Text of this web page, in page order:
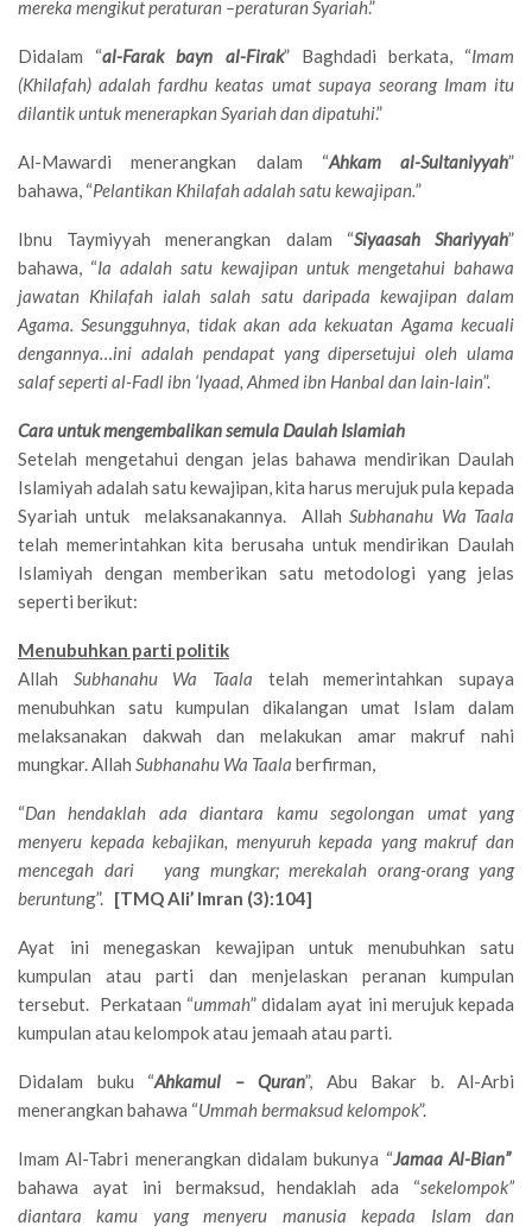
mereka mengikut peraturan –peraturan Syariah.”
Didalam “al-Farak bayn al-Firak” Baghdadi berkata, “Imam
(Khilafah) adalah fardhu keatas umat supaya seorang Imam itu
dilantik untuk menerapkan Syariah dan dipatuhi.”
Al-Mawardi menerangkan dalam “Ahkam al-Sultaniyyah”
bahawa, “Pelantikan Khilafah adalah satu kewajipan.”
Ibnu Taymiyyah menerangkan dalam “Siyaasah Shariyyah”
bahawa, “Ia adalah satu kewajipan untuk mengetahui bahawa
jawatan Khilafah ialah salah satu daripada kewajipan dalam
Agama. Sesungguhnya, tidak akan ada kekuatan Agama kecuali
dengannya…ini adalah pendapat yang dipersetujui oleh ulama
salaf seperti al-Fadl ibn ‘Iyaad, Ahmed ibn Hanbal dan lain-lain”.
Cara untuk mengembalikan semula Daulah Islamiah
Setelah mengetahui dengan jelas bahawa mendirikan Daulah
Islamiyah adalah satu kewajipan, kita harus merujuk pula kepada
Syariah untuk melaksanakannya. Allah Subhanahu Wa Taala
telah memerintahkan kita berusaha untuk mendirikan Daulah
Islamiyah dengan memberikan satu metodologi yang jelas
seperti berikut:
Menubuhkan parti politik
Allah Subhanahu Wa Taala telah memerintahkan supaya
menubuhkan satu kumpulan dikalangan umat Islam dalam
melaksanakan dakwah dan melakukan amar makruf nahi
mungkar. Allah Subhanahu Wa Taala berfirman,
“Dan hendaklah ada diantara kamu segolongan umat yang
menyeru kepada kebajikan, menyuruh kepada yang makruf dan
mencegah dari yang mungkar; merekalah orang-orang yang
beruntung”. [TMQ Ali’ Imran (3):104]
Ayat ini menegaskan kewajipan untuk menubuhkan satu
kumpulan atau parti dan menjelaskan peranan kumpulan
tersebut. Perkataan “ummah” didalam ayat ini merujuk kepada
kumpulan atau kelompok atau jemaah atau parti.
Didalam buku “Ahkamul – Quran”, Abu Bakar b. Al-Arbi
menerangkan bahawa “Ummah bermaksud kelompok”.
Imam Al-Tabri menerangkan didalam bukunya “Jamaa Al-Bian”
bahawa ayat ini bermaksud, hendaklah ada “sekelompok”
diantara kamu yang menyeru manusia kepada Islam dan